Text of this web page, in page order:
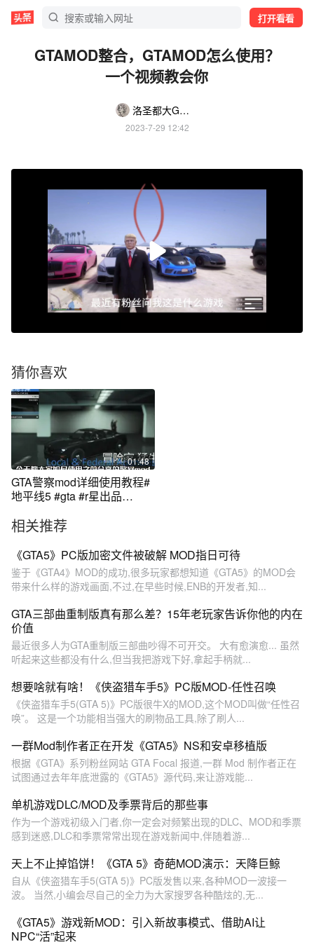
打开看看
GTAMOD整合，GTAMOD怎么使用？
一个视频教会你
洛圣都大GMOD
2023-7-29 12:42
猜你喜欢
01:48
GTA警察mod详细使用教程#
地平线5 #gta #r星出品
相关推荐
《GTA5》PC版加密文件被破解 MOD指日可待
鉴于《GTA4》MOD的成功,很多玩家都想知道《GTA5》的MOD会
带来什么样的游戏画面,不过,在早些时候,ENB的开发者,知...
GTA三部曲重制版真有那么差？15年老玩家告诉你他的内在
价值
最近很多人为GTA重制版三部曲吵得不可开交。 大有愈演愈... 虽然
听起来这些都没有什么,但当我把游戏下好,拿起手柄就...
想要啥就有啥！《侠盗猎车手5》PC版MOD-任性召唤
《侠盗猎车手5(GTA 5)》PC版很牛X的MOD,这个MOD叫做“任性召
唤”。 这是一个功能相当强大的刷物品工具,除了刷人...
一群Mod制作者正在开发《GTA5》NS和安卓移植版
根据《GTA》系列粉丝网站 GTA Focal 报道,一群 Mod 制作者正在
试图通过去年年底泄露的《GTA5》源代码,来让游戏能...
单机游戏DLC/MOD及季票背后的那些事
作为一个游戏初级入门者,你一定会对频繁出现的DLC、MOD和季票
感到迷惑,DLC和季票常常出现在游戏新闻中,伴随着游...
天上不止掉馅饼！《GTA 5》奇葩MOD演示：天降巨鲸
自从《侠盗猎车手5(GTA 5)》PC版发售以来,各种MOD一波接一
波。 当然,小编会尽自己的全力为大家搜罗各种酷炫的,无...
《GTA5》游戏新MOD：引入新故事模式、借助AI让
NPC“活”起来